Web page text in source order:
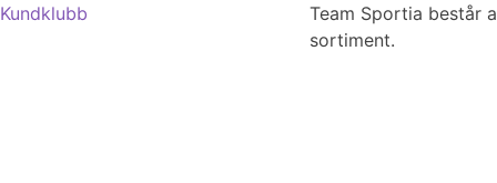
Kundklubb
Team Sportia består
sortiment.